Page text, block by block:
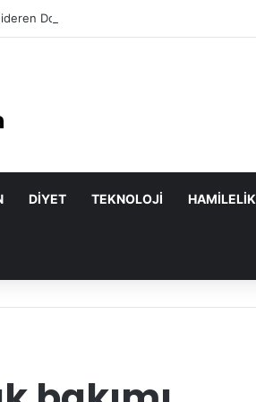
Doğal Maskeler Nasıl Yapılır?
DIYET TEKNOLOJI HAMILELIK